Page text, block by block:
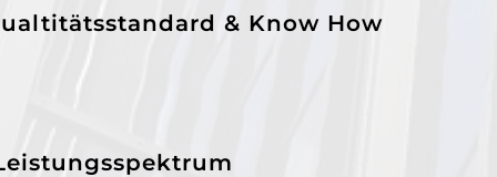
& Know How